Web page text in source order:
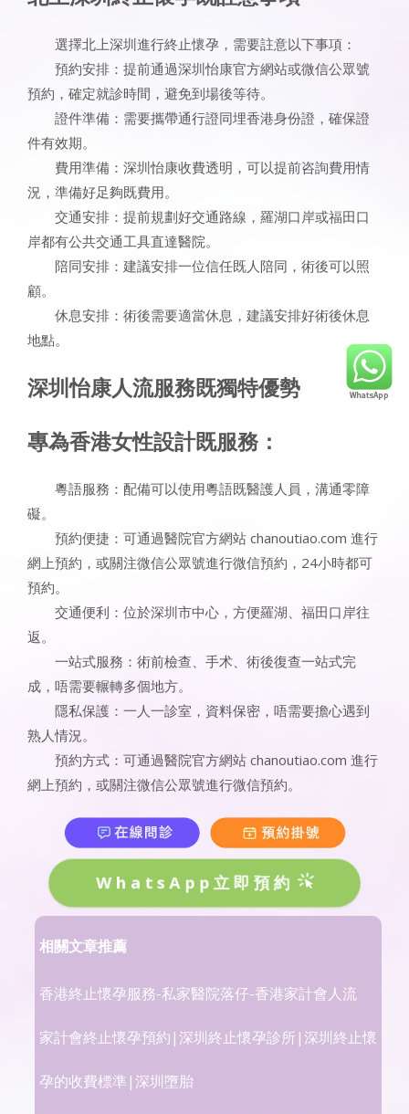
選擇北上深圳進行終止懷孕，需要註意以下事項：
預約安排：提前通過深圳怡康官方網站或微信公眾號
預約，確定就診時間，避免到場後等待。
證件準備：需要攜帶通行證同埋香港身份證，確保證
件有效期。
費用準備：深圳怡康收費透明，可以提前咨詢費用情
況，準備好足夠既費用。
交通安排：提前規劃好交通路線，羅湖口岸或福田口
岸都有公共交通工具直達醫院。
陪同安排：建議安排一位信任既人陪同，術後可以照
顧。
休息安排：術後需要適當休息，建議安排好術後休息
地點。
深圳怡康人流服務既獨特優勢
專為香港女性設計既服務：
粵語服務：配備可以使用粵語既醫護人員，溝通零障
礙。
預約便捷：可通過醫院官方網站 chanoutiao.com 進行
網上預約，或關注微信公眾號進行微信預約，24小時都可
預約。
交通便利：位於深圳市中心，方便羅湖、福田口岸往
返。
一站式服務：術前檢查、手术、術後復查一站式完
成，唔需要輾轉多個地方。
隱私保護：一人一診室，資料保密，唔需要擔心遇到
熟人情況。
預約方式：可通過醫院官方網站 chanoutiao.com 進行
網上預約，或關注微信公眾號進行微信預約。
WhatsApp立即預約
相關文章推薦
香港終止懷孕服務-私家醫院落仔-香港家計會人流
家計會終止懷孕預約|深圳終止懷孕診所|深圳終止懷
孕的收費標準|深圳墮胎